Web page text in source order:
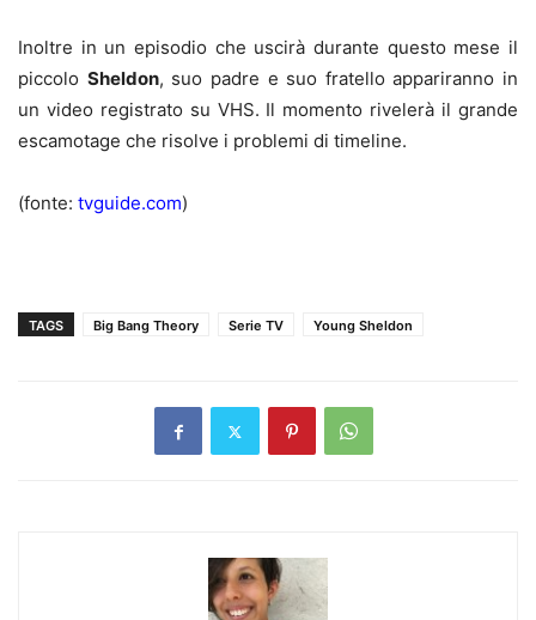
Inoltre in un episodio che uscirà durante questo mese il
piccolo Sheldon, suo padre e suo fratello appariranno in
un video registrato su VHS. Il momento rivelerà il grande
escamotage che risolve i problemi di timeline.
(fonte: tvguide.com)
TAGS Big Bang Theory Serie TV Young Sheldon